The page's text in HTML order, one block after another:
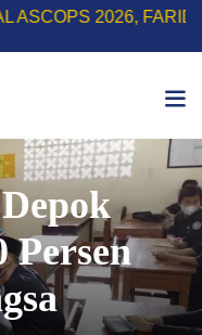
FARIDH RIZKY
Persen